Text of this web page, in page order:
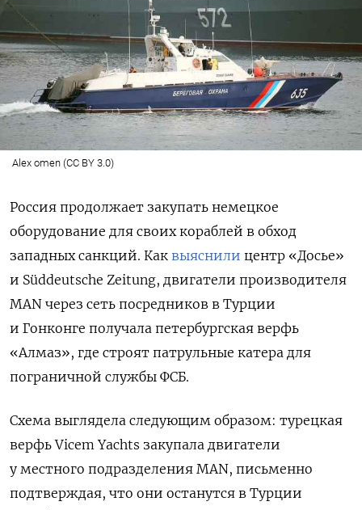
Alex omen (CC BY 3.0)
Россия продолжает закупать немецкое
оборудование для своих кораблей в обход
западных санкций. Как выяснили центр «Досье»
и Süddeutsche Zeitung, двигатели производителя
MAN через сеть посредников в Турции
и Гонконге получала петербургская верфь
«Алмаз», где строят патрульные катера для
пограничной службы ФСБ.
Схема выглядела следующим образом: турецкая
верфь Vicem Yachts закупала двигатели
у местного подразделения MAN, письменно
подтверждая, что они останутся в Турции